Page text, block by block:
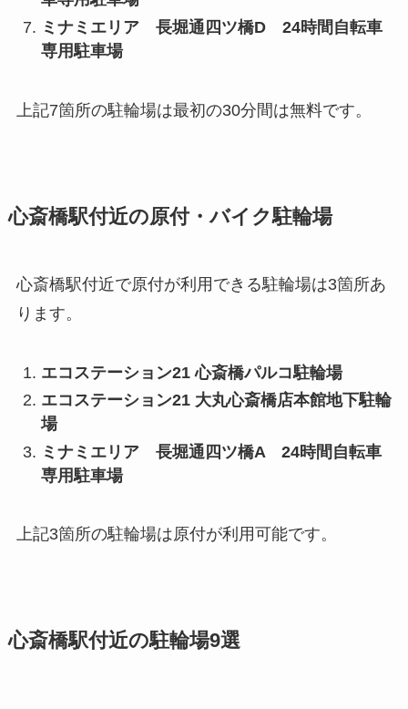
ミナミエリア 長堀通四ツ橋D 24時間自転車
専用駐車場
上記7箇所の駐輪場は最初の30分間は無料です。
心斎橋駅付近の原付・バイク駐輪場
心斎橋駅付近で原付が利用できる駐輪場は3箇所あ
ります。
エコステーション21 心斎橋パルコ駐輪場
エコステーション21 大丸心斎橋店本館地下駐輪
場
ミナミエリア 長堀通四ツ橋A 24時間自転車
専用駐車場
上記3箇所の駐輪場は原付が利用可能です。
心斎橋駅付近の駐輪場9選